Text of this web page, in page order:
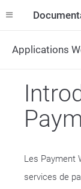
Applications
Les Payment
services de